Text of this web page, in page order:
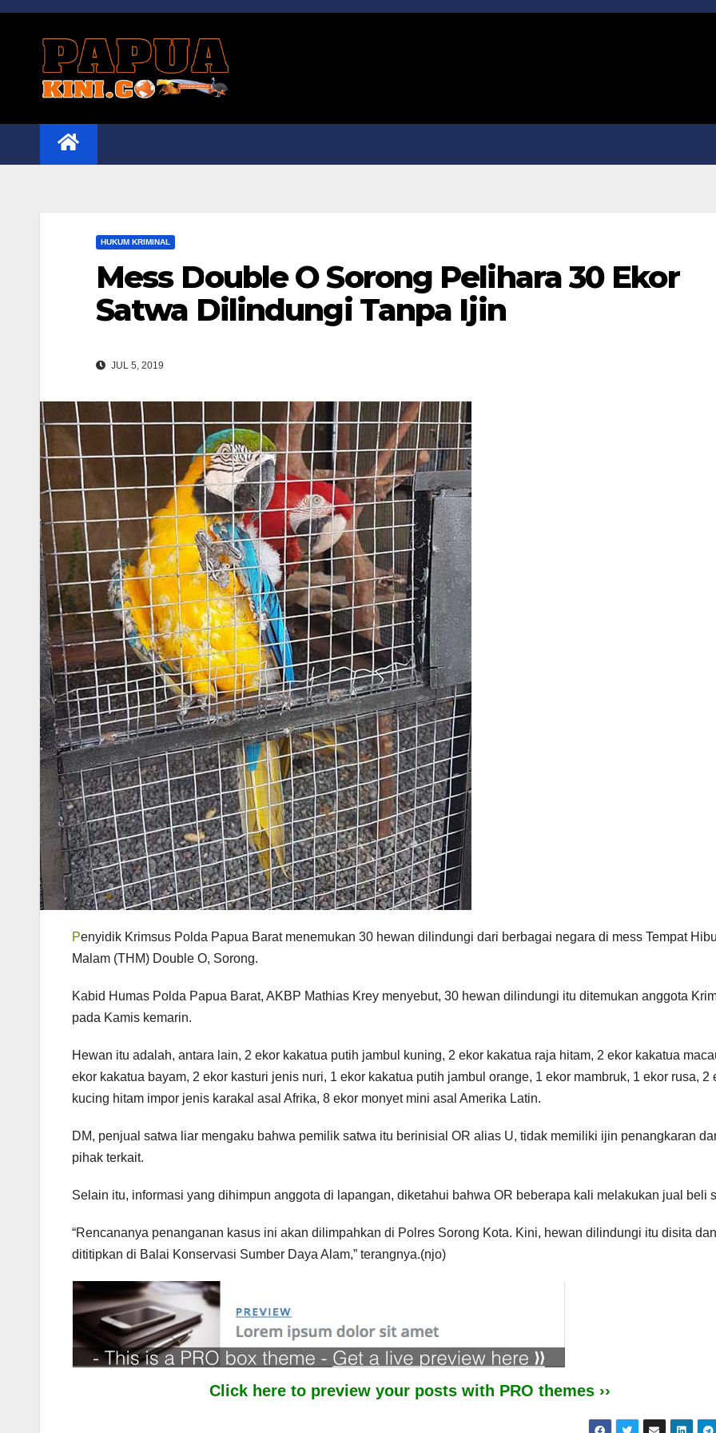
Skip
HUKUM KRIMINAL
Mess Double O Sorong Pelihara 30 Ekor
Satwa Dilindungi Tanpa Ijin
JUL 5, 2019
Penyidik Krimsus Polda Papua Barat menemukan 30 hewan dilindungi dari berbagai negara di mess Tempat
Malam (THM) Double O, Sorong.
Kabid Humas Polda Papua Barat, AKBP Mathias Krey menyebut, 30 hewan dilindungi itu ditemukan anggota
pada Kamis kemarin.
Hewan itu adalah, antara lain, 2 ekor kakatua putih jambul kuning, 2 ekor kakatua raja hitam, 2 ekor kakatua
ekor kakatua bayam, 2 ekor kasturi jenis nuri, 1 ekor kakatua putih jambul orange, 1 ekor mambruk, 1 ekor rusa, 2
kucing hitam impor jenis karakal asal Afrika, 8 ekor monyet mini asal Amerika Latin.
DM, penjual satwa liar mengaku bahwa pemilik satwa itu berinisial OR alias U, tidak memiliki ijin penangkaran
pihak terkait.
Selain itu, informasi yang dihimpun anggota di lapangan, diketahui bahwa OR beberapa kali melakukan jual beli
“Rencananya penanganan kasus ini akan dilimpahkan di Polres Sorong Kota. Kini, hewan dilindungi itu disita dan
dititipkan di Balai Konservasi Sumber Daya Alam,” terangnya.(njo)
Click here to preview your posts with PRO themes ››